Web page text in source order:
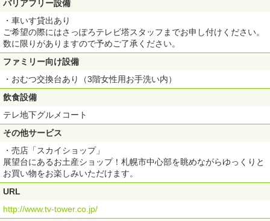
バリアフリー設備
・車いす貸出あり
ご希望の際にはさっぽろテレビ塔スタッフまでお申し付けください。
数に限りがありますので予めご了承ください。
ファミリー向け設備
・おむつ交換台あり（3階女性用お手洗い内）
飲食設備
テレ地下グルメコート
その他サービス
・売店「スカイショップ」
展望台にあるお土産ショップ！札幌市中心部を眺めながらゆっくりと
お買い物をお楽しみいただけます。
URL
http://www.tv-tower.co.jp/